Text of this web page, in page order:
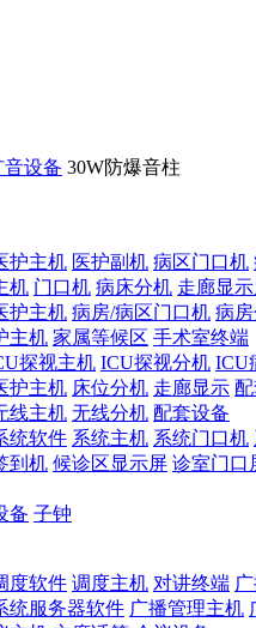
音设备 30W防爆音柱
护主机 医护副机 病区门口机
机 门口机 病床分机 走廊显
护主机 病房/病区门口机 病
主机 家属等候区 手术室终端
探视主机 ICU探视分机 ICU
护主机 床位分机 走廊显示
线主机 无线分机 配套设备
统软件 系统主机 系统门口机
到机 候诊区显示屏 诊室门口
备 子钟
度软件 调度主机 对讲终端
统服务器软件 广播管理主机